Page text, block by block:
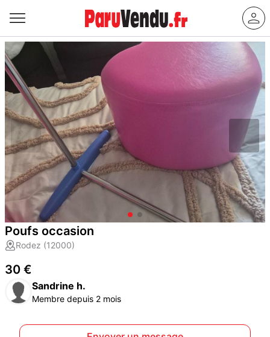
Poufs occasion
Rodez (12000)
30 €
Sandrine h.
Membre depuis 2 mois